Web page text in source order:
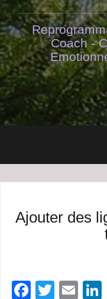
Coach -
Ajouter des
Fa T E